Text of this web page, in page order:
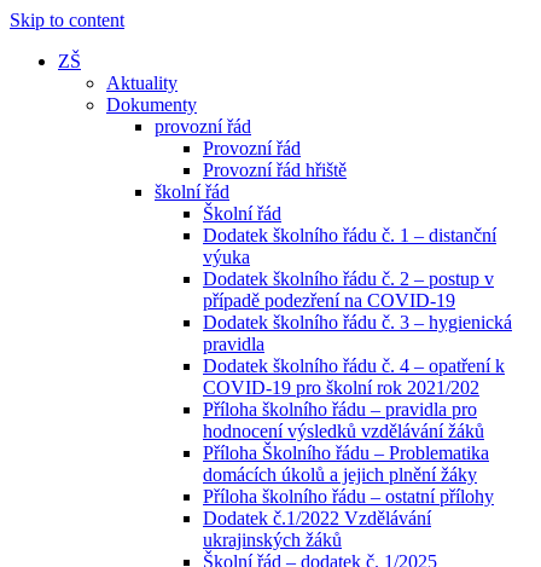
Skip to content
ZŠ
Aktuality
Dokumenty
provozní řád
Provozní řád
Provozní řád hřiště
školní řád
Školní řád
Dodatek školního řádu č. 1 – distanční
výuka
Dodatek školního řádu č. 2 – postup v
případě podezření na COVID-19
Dodatek školního řádu č. 3 – hygienická
pravidla
Dodatek školního řádu č. 4 – opatření k
COVID-19 pro školní rok 2021/202
Příloha školního řádu – pravidla pro
hodnocení výsledků vzdělávání žáků
Příloha Školního řádu – Problematika
domácích úkolů a jejich plnění žáky
Příloha školního řádu – ostatní přílohy
Dodatek č.1/2022 Vzdělávání
ukrajinských žáků
Školní řád – dodatek č. 1/2025